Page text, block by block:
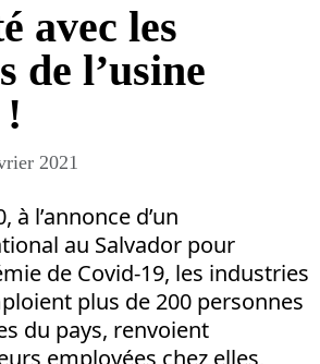
avec les
de l’usine
2021
à l’annonce d’un
au Salvador pour
de Covid-19, les industries
plus de 200 personnes
du pays, renvoient
employées chez elles,